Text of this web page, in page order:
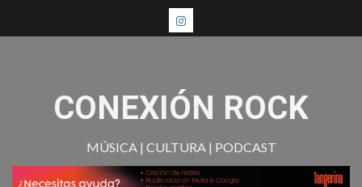
CONEXIÓN ROCK
MÚSICA | CULTURA | PODCAST